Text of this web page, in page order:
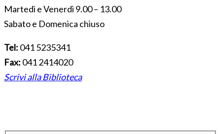
Martedì e Venerdì 9.00 – 13.00
Sabato e Domenica chiuso
Tel: 041 5235341
Fax: 041 2414020
Scrivi alla Biblioteca